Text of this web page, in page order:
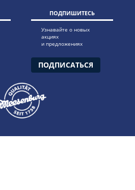
ПОДПИШИТЕСЬ
Узнавайте о новых
акциях
и предложениях
ПОДПИСАТЬСЯ